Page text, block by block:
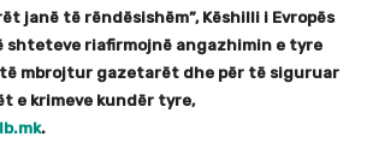
janë të rëndësishëm”, Këshilli i Evropës
shteteve riafirmojnë angazhimin e tyre
mbrojtur gazetarët dhe për të siguruar
e krimeve kundër tyre,
.